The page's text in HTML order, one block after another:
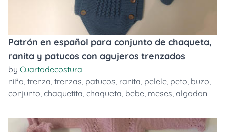
Patrón en español para conjunto de chaqueta,
ranita y patucos con agujeros trenzados
by Cuartodecostura
niño, trenza, trenzas, patucos, ranita, pelele, peto, buzo,
conjunto, chaquetita, chaqueta, bebe, meses, algodon